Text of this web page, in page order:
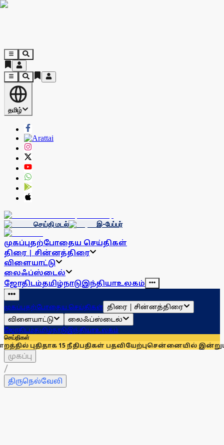
தமிழ்
செய்தி மடல் இ-பேப்பர்
முகப்புதற்போதைய செய்திகள்
திரை | சின்னத்திரை
விளையாட்டு
லைஃப்ஸ்டைல்
ஜோதிடம்தமிழ்நாடுஇந்தியாஉலகம்
முகப்புதற்போதைய செய்திகள் திரை | சின்னத்திரை
விளையாட்டு
லைஃப்ஸ்டைல்
ஜோதிடம்தமிழ்நாடுஇந்தியாஉலகம்
செய்திகள்
15 நீதிபதிகள் பதவியேற்புசென்னையில் இன்றும்
முகப்பு
/
திருநெல்வேலி